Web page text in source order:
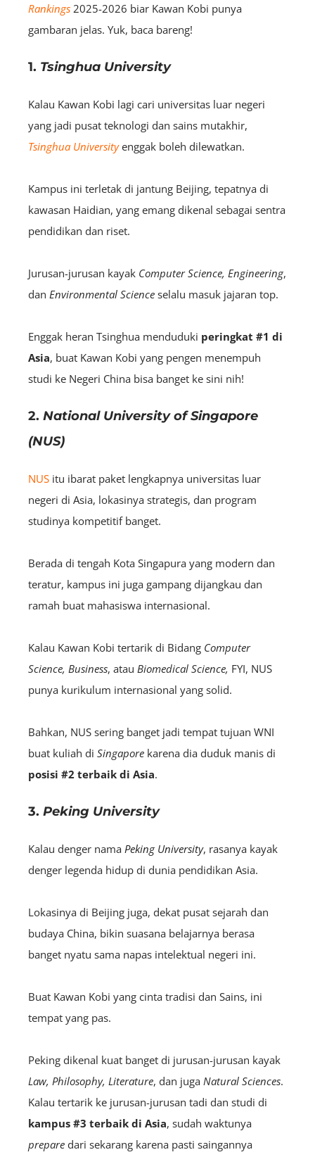
Rankings 2025-2026 biar Kawan Kobi punya
gambaran jelas. Yuk, baca bareng!
1. Tsinghua University
Kalau Kawan Kobi lagi cari universitas luar negeri
yang jadi pusat teknologi dan sains mutakhir,
Tsinghua Universityenggak boleh dilewatkan.
Kampus ini terletak di jantung Beijing, tepatnya di
kawasan Haidian, yang emang dikenal sebagai sentra
pendidikan dan riset.
Jurusan-jurusan kayak Computer Science, Engineering,
dan Environmental Science selalu masuk jajaran top.
Enggak heran Tsinghua menduduki peringkat #1 di
Asia, buat Kawan Kobi yang pengen menempuh
studi ke Negeri China bisa banget ke sini nih!
2. National University of Singapore
(NUS)
NUS itu ibarat paket lengkapnya universitas luar
negeri di Asia, lokasinya strategis, dan program
studinya kompetitif banget.
Berada di tengah Kota Singapura yang modern dan
teratur, kampus ini juga gampang dijangkau dan
ramah buat mahasiswa internasional.
Kalau Kawan Kobi tertarik di Bidang Computer
Science, Business, atau Biomedical Science, FYI, NUS
punya kurikulum internasional yang solid.
Bahkan, NUS sering banget jadi tempat tujuan WNI
buat kuliah di Singapore karena dia duduk manis di
posisi #2 terbaik di Asia.
3. Peking University
Kalau denger nama Peking University, rasanya kayak
denger legenda hidup di dunia pendidikan Asia.
Lokasinya di Beijing juga, dekat pusat sejarah dan
budaya China, bikin suasana belajarnya berasa
banget nyatu sama napas intelektual negeri ini.
Buat Kawan Kobi yang cinta tradisi dan Sains, ini
tempat yang pas.
Peking dikenal kuat banget di jurusan-jurusan kayak
Law, Philosophy, Literature, dan juga Natural Sciences.
Kalau tertarik ke jurusan-jurusan tadi dan studi di
kampus #3 terbaik di Asia, sudah waktunya
prepare dari sekarang karena pasti saingannya